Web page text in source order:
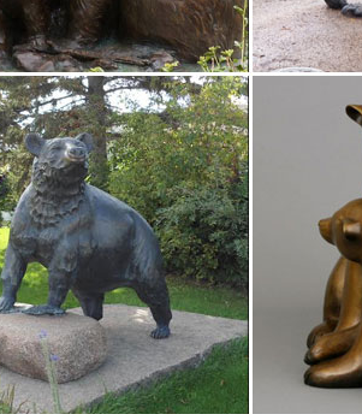
27.1 800 руб. Купить. Статуэтка "Собака"
» Спортсмены Шахматы и Нарды
КолокольчикиБронзовый бюст
и девочка (красные).В центре
года собака купить оптом.
(сувениры…)
икону ко Дню рождения.